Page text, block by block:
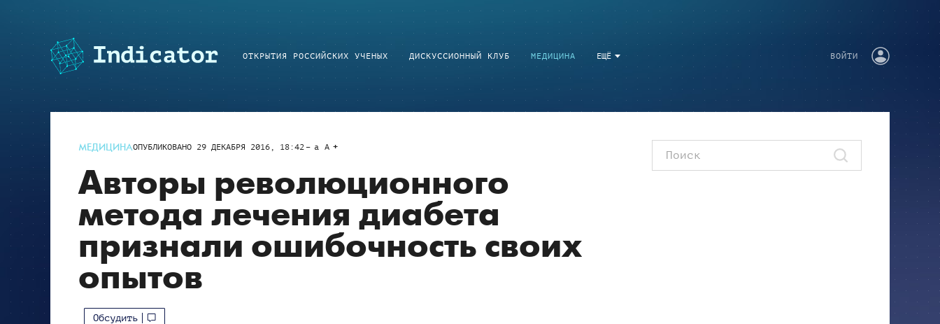
ЕЩЁ
ОТКРЫТИЯ РОССИЙСКИХ УЧЕНЫХ ДИСКУССИОННЫЙ КЛУБ МЕДИЦИНА ВОЙТИ
МЕДИЦИНАОПУБЛИКОВАНО 29 ДЕКАБРЯ 2016, 18:42 a A
Авторы революционного
метода лечения диабета
признали ошибочность своих
опытов
Обсудить